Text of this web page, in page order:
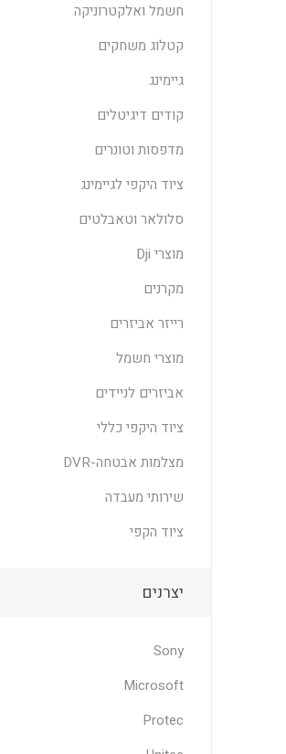
חשמל ואלקטרוניקה
קטלוג משחקים
גיימינג
קודים דיגיטלים
מדפסות וטונרים
ציוד היקפי לגיימינג
סלולאר וטאבלטים
מוצרי Dji
מקרנים
רייזר אביזרים
מוצרי חשמל
אביזרים לניידים
ציוד היקפי כללי
מצלמות אבטחה-DVR
שירותי מעבדה
ציוד הקפי
יצרנים
Sony
Microsoft
Protec